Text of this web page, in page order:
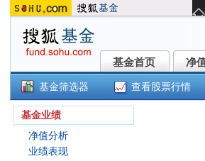
基金首页
基金首页 净
净
基金筛选器 查看股票行情
基金业绩
净值分析
业绩表现